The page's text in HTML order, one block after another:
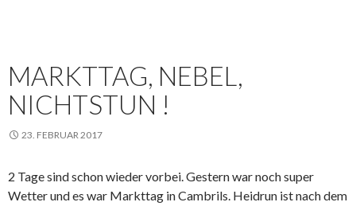
MARKTTAG, NEBEL,
NICHTSTUN !
23. FEBRUAR 2017
2 Tage sind schon wieder vorbei. Gestern war noch super
Wetter und es war Markttag in Cambrils. Heidrun ist nach dem